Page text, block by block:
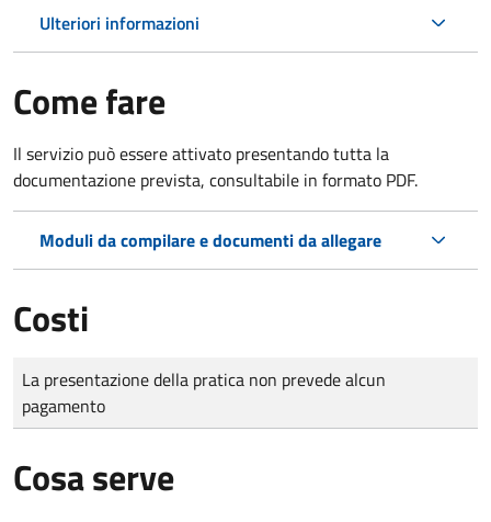
Ulteriori informazioni
Come fare
Il servizio può essere attivato presentando tutta la
documentazione prevista, consultabile in formato PDF.
Moduli da compilare e documenti da allegare
Costi
Tipo di pagamento
Importo
La presentazione della pratica non prevede alcun
pagamento
Cosa serve